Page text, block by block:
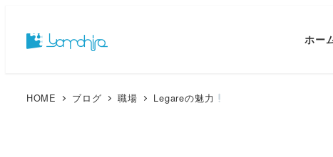
ホー
HOME ブログ 職場 Legareの魅力